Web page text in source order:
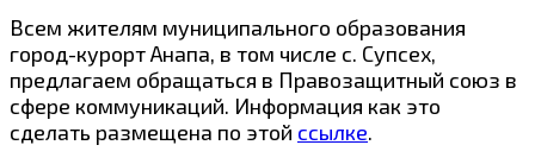
Всем жителям муниципального образования
город-курорт Анапа, в том числе с. Супсех,
предлагаем обращаться в Правозащитный союз в
сфере коммуникаций. Информация как это
сделать размещена по этой ссылке.